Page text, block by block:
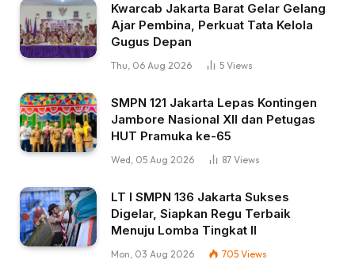
Kwarcab Jakarta Barat Gelar Gelang
Ajar Pembina, Perkuat Tata Kelola
Gugus Depan
Thu, 06 Aug 2026 5 Views
SMPN 121 Jakarta Lepas Kontingen
Jambore Nasional XII dan Petugas
HUT Pramuka ke-65
Wed, 05 Aug 2026 87 Views
LT I SMPN 136 Jakarta Sukses
Digelar, Siapkan Regu Terbaik
Menuju Lomba Tingkat II
Mon, 03 Aug 2026 705 Views